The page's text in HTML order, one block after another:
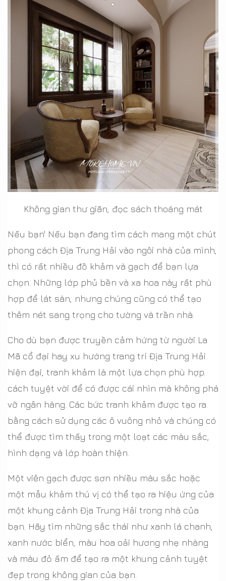
Không gian thư giãn, đọc sách thoáng mát
Nếu bạn' Nếu bạn đang tìm cách mang một chút
phong cách Địa Trung Hải vào ngôi nhà của mình,
thì có rất nhiều đồ khảm và gạch để bạn lựa
chọn. Những lớp phủ bền và xa hoa này rất phù
hợp để lát sàn, nhưng chúng cũng có thể tạo
thêm nét sang trọng cho tường và trần nhà.
Cho dù bạn được truyền cảm hứng từ người La
Mã cổ đại hay xu hướng trang trí Địa Trung Hải
hiện đại, tranh khảm là một lựa chọn phù hợp.
cách tuyệt vời để có được cái nhìn mà không phá
vỡ ngân hàng. Các bức tranh khảm được tạo ra
bằng cách sử dụng các ô vuông nhỏ và chúng có
thể được tìm thấy trong một loạt các màu sắc,
hình dạng và lớp hoàn thiện.
Một viên gạch được sơn nhiều màu sắc hoặc
một mẫu khảm thú vị có thể tạo ra hiệu ứng của
một khung cảnh Địa Trung Hải trong nhà của
bạn. Hãy tìm những sắc thái như xanh lá chanh,
xanh nước biển, màu hoa oải hương nhẹ nhàng
và màu đỏ ấm để tạo ra một khung cảnh tuyệt
đẹp trong không gian của bạn.